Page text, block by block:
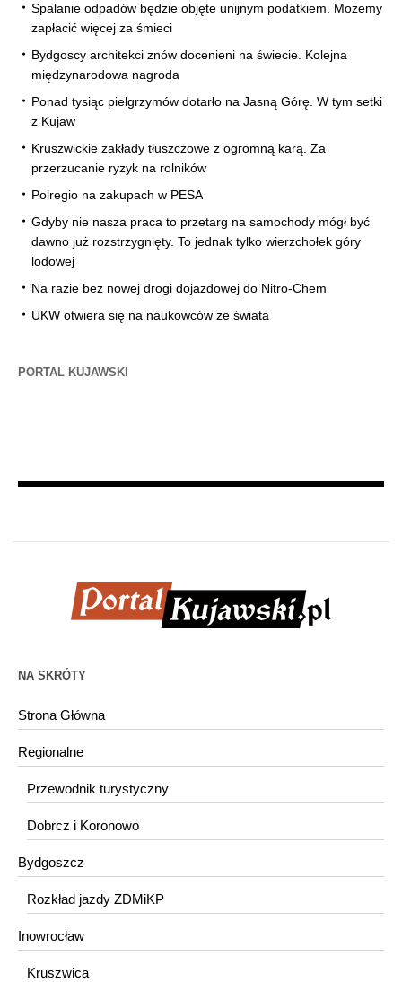
Spalanie odpadów będzie objęte unijnym podatkiem. Możemy
zapłacić więcej za śmieci
Bydgoscy architekci znów docenieni na świecie. Kolejna
międzynarodowa nagroda
Ponad tysiąc pielgrzymów dotarło na Jasną Górę. W tym setki
z Kujaw
Kruszwickie zakłady tłuszczowe z ogromną karą. Za
przerzucanie ryzyk na rolników
Polregio na zakupach w PESA
Gdyby nie nasza praca to przetarg na samochody mógł być
dawno już rozstrzygnięty. To jednak tylko wierzchołek góry
lodowej
Na razie bez nowej drogi dojazdowej do Nitro-Chem
UKW otwiera się na naukowców ze świata
PORTAL KUJAWSKI
NA SKRÓTY
Strona Główna
Regionalne
Przewodnik turystyczny
Dobrcz i Koronowo
Bydgoszcz
Rozkład jazdy ZDMiKP
Inowrocław
Kruszwica